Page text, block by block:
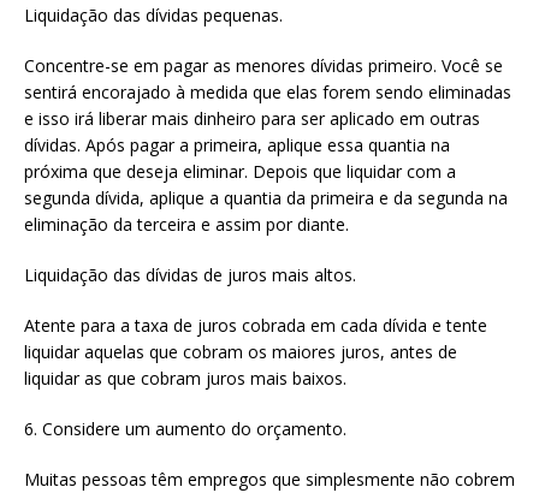
Liquidação das dívidas pequenas.
Concentre-se em pagar as menores dívidas primeiro. Você se
sentirá encorajado à medida que elas forem sendo eliminadas
e isso irá liberar mais dinheiro para ser aplicado em outras
dívidas. Após pagar a primeira, aplique essa quantia na
próxima que deseja eliminar. Depois que liquidar com a
segunda dívida, aplique a quantia da primeira e da segunda na
eliminação da terceira e assim por diante.
Liquidação das dívidas de juros mais altos.
Atente para a taxa de juros cobrada em cada dívida e tente
liquidar aquelas que cobram os maiores juros, antes de
liquidar as que cobram juros mais baixos.
6. Considere um aumento do orçamento.
Muitas pessoas têm empregos que simplesmente não cobrem